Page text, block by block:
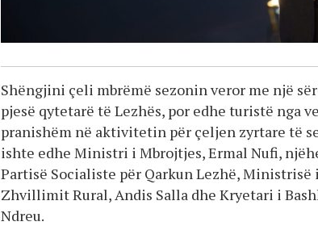
Shëngjini çeli mbrëmë sezonin veror me një
pjesë qytetarë të Lezhës, por edhe turistë nga
pranishëm në aktivitetin për çeljen zyrtare të
ishte edhe Ministri i Mbrojtjes, Ermal Nufi,
Partisë Socialiste për Qarkun Lezhë, Ministrisë
Zhvillimit Rural, Andis Salla dhe Kryetari i
Ndreu.